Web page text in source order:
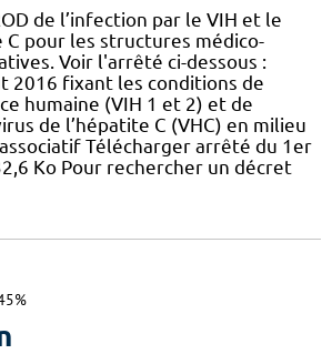
de l’infection par le VIH et le
C pour les structures médico-
Voir l'arrêté ci-dessous :
2016 fixant les conditions de
humaine (VIH 1 et 2) et de
de l’hépatite C (VHC) en milieu
Télécharger arrêté du 1er
Ko Pour rechercher un décret